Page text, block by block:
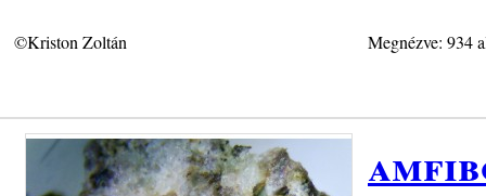
©Kriston Zoltán Megnézve: 934